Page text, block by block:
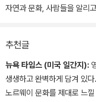
자연과 문화, 사람들을 알리
소년 올라의 모험을 마치 노
풍경과 문화를 흥미진진하게
추천글
뉴욕 타임스 (미국 일간지):
생생하고 완벽하게 담겨 있다.
노르웨이 문화를 제대로 느